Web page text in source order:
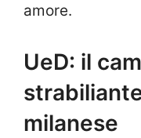
amore.
UeD: il
milanese